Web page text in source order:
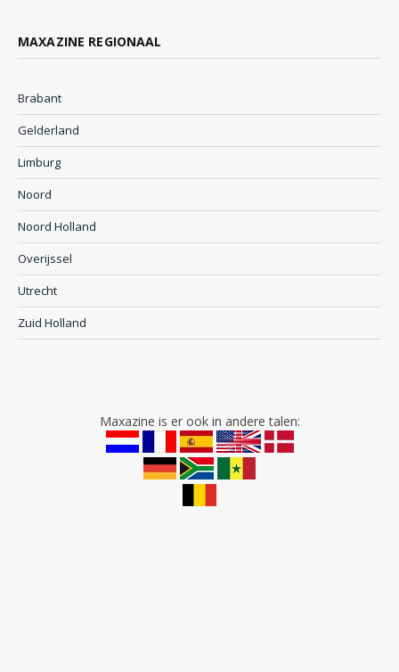
MAXAZINE REGIONAAL
Brabant
Gelderland
Limburg
Noord
Noord Holland
Overijssel
Utrecht
Zuid Holland
Maxazine is er ook in andere talen: